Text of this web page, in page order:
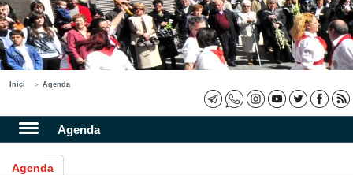
Inici Agenda
Agenda
Agenda